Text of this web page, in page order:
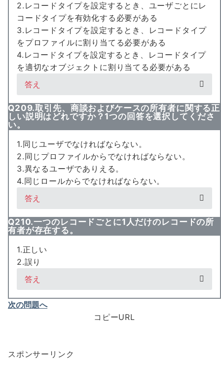
2.レコードタイプを設定するとき、ユーザごとにレ
コードタイプを有効化する必要がある
3.レコードタイプを設定するとき、レコードタイプ
をプロファイルに割り当てる必要がある
4.レコードタイプを設定するとき、レコードタイプ
を適切なオブジェクトに割り当てる必要がある
答え
Q209.取引先、商談およびケースの所有者に関する正
しい説明はどれですか？1つの回答を選択してくださ
い。
1.同じユーザでなければならない。
2.同じプロファイルからでなければならない。
3.異なるユーザでありえる。
4.同じロールからでなければならない。
答え
Q210.一つのレコードごとに1人だけのレコードの所
有者が存在する。
1.正しい
2.誤り
答え
次の問題へ
コピーURL
スポンサーリンク